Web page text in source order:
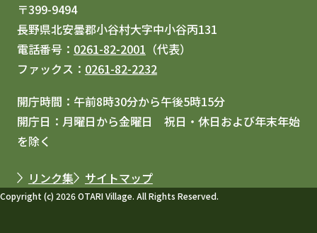
〒399-9494
長野県北安曇郡小谷村大字中小谷丙131
電話番号： 0261-82-2001 （代表）
ファックス： 0261-82-2232
開庁時間：午前8時30分から午後5時15分
開庁日：月曜日から金曜日 祝日・休日および年末年始
を除く
リンク集 サイトマップ
Copyright (c) 2026 OTARI Village. All Rights Reserved.